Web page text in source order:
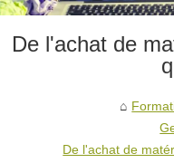
De l'achat de
De l'achat de